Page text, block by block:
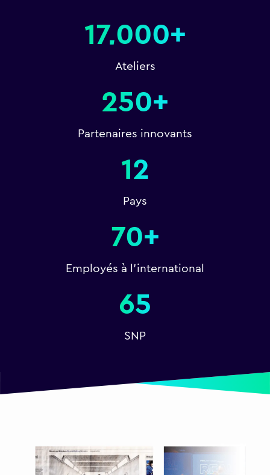
17,000+
Ateliers
250+
Partenaires innovants
12
Pays
70+
Employés à l'international
65
SNP